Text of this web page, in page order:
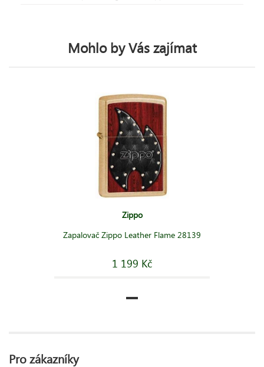
Mohlo by Vás zajímat
Zippo
Zapalovač Zippo Leather Flame 28139
1 199 Kč
Pro zákazníky